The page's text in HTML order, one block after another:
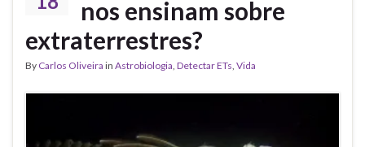
nos ensinam sobre
extraterrestres?
By Carlos Oliveira in Astrobiologia, Detectar ETs, Vida